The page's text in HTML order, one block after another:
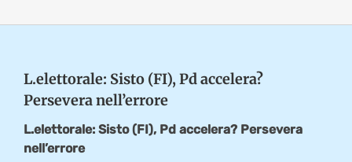
L.elettorale: Sisto (FI), Pd accelera?
Persevera nell’errore
L.elettorale: Sisto (FI), Pd accelera? Persevera
nell’errore